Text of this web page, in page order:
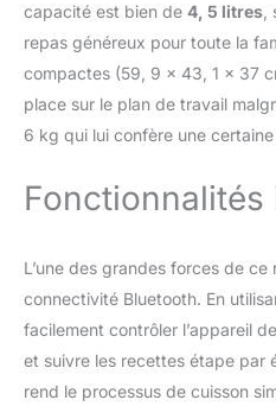
AU
capacité est bien de 4, 5 litres
repas généreux pour toute la
compactes (59, 9 x 43, 1 x 37
place sur le plan de travail
6 kg qui lui confère une
Fonctionnalités
L’une des grandes forces de
connectivité Bluetooth. En
facilement contrôler l’appareil
et suivre les recettes étape par
rend le processus de cuisson